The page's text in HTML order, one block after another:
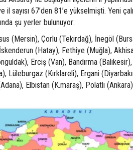
sayısı 67’den 81’e yükselmişti. Yeni
şu yerler bulunuyor:
(Mersin), Çorlu (Tekirdağ), İnegöl
(Hatay), Fethiye (Muğla),
Erciş (Van), Bandırma
Lüleburgaz (Kırklareli), Ergani
Elbistan (K.maraş), Polatlı